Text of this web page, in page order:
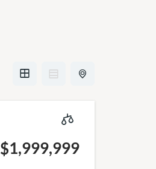
$1,999,999